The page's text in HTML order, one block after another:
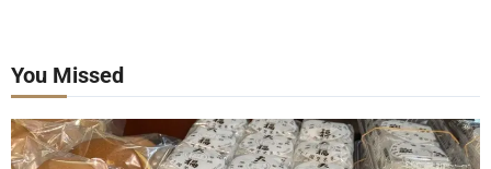
You Missed